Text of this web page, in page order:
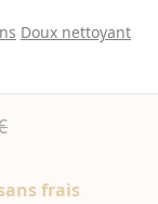
Doux nettoyant
frais